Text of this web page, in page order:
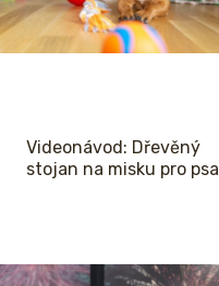
Videonávod: Dřevěný
stojan na misku pro psa